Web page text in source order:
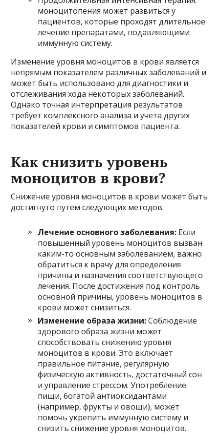
моноцитопения может развиться у
пациентов, которые проходят длительное
лечение препаратами, подавляющими
иммунную систему.
Изменение уровня моноцитов в крови является
непрямым показателем различных заболеваний и
может быть использовано для диагностики и
отслеживания хода некоторых заболеваний.
Однако точная интерпретация результатов
требует комплексного анализа и учета других
показателей крови и симптомов пациента.
Как снизить уровень
моноцитов в крови?
Снижение уровня моноцитов в крови может быть
достигнуто путем следующих методов:
Лечение основного заболевания: Если
повышенный уровень моноцитов вызван
каким-то основным заболеванием, важно
обратиться к врачу для определения
причины и назначения соответствующего
лечения. После достижения под контроль
основной причины, уровень моноцитов в
крови может снизиться.
Изменение образа жизни:Соблюдение
здорового образа жизни может
способствовать снижению уровня
моноцитов в крови. Это включает
правильное питание, регулярную
физическую активность, достаточный сон
и управление стрессом. Употребление
пищи, богатой антиоксидантами
(например, фрукты и овощи), может
помочь укрепить иммунную систему и
снизить снижение уровня моноцитов.